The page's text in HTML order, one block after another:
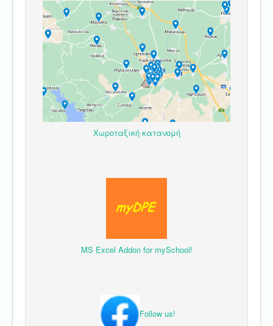
Χωροταξική κατανομή
MS Excel Addon for mySchool!
Follow us!